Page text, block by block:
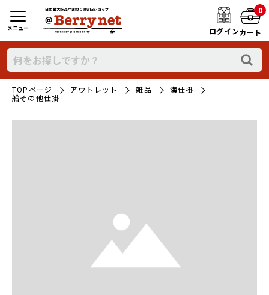
日本最大新品中古釣り具WEBショップ
ログイン
0
カート
メニュー
TOPページ アウトレット 雑品
海仕掛
船その他仕掛